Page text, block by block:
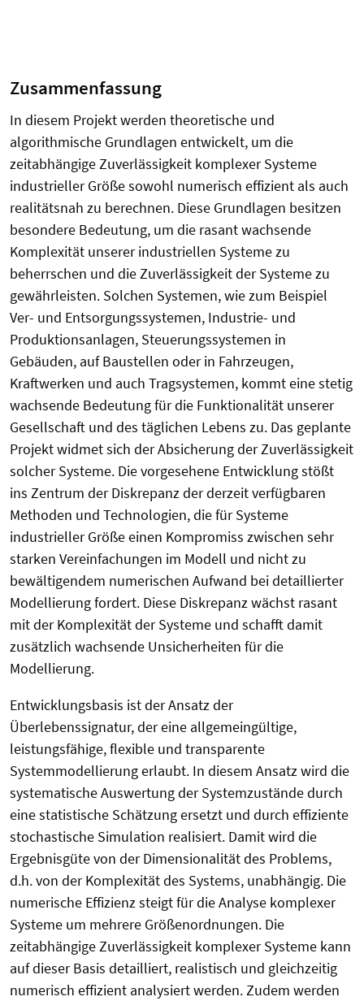
Zusammenfassung
In diesem Projekt werden theoretische und
algorithmische Grundlagen entwickelt, um die
zeitabhängige Zuverlässigkeit komplexer Systeme
industrieller Größe sowohl numerisch effizient als auch
realitätsnah zu berechnen. Diese Grundlagen besitzen
besondere Bedeutung, um die rasant wachsende
Komplexität unserer industriellen Systeme zu
beherrschen und die Zuverlässigkeit der Systeme zu
gewährleisten. Solchen Systemen, wie zum Beispiel
Ver- und Entsorgungssystemen, Industrie- und
Produktionsanlagen, Steuerungssystemen in
Gebäuden, auf Baustellen oder in Fahrzeugen,
Kraftwerken und auch Tragsystemen, kommt eine stetig
wachsende Bedeutung für die Funktionalität unserer
Gesellschaft und des täglichen Lebens zu. Das geplante
Projekt widmet sich der Absicherung der Zuverlässigkeit
solcher Systeme. Die vorgesehene Entwicklung stößt
ins Zentrum der Diskrepanz der derzeit verfügbaren
Methoden und Technologien, die für Systeme
industrieller Größe einen Kompromiss zwischen sehr
starken Vereinfachungen im Modell und nicht zu
bewältigendem numerischen Aufwand bei detaillierter
Modellierung fordert. Diese Diskrepanz wächst rasant
mit der Komplexität der Systeme und schafft damit
zusätzlich wachsende Unsicherheiten für die
Modellierung.
Entwicklungsbasis ist der Ansatz der
Überlebenssignatur, der eine allgemeingültige,
leistungsfähige, flexible und transparente
Systemmodellierung erlaubt. In diesem Ansatz wird die
systematische Auswertung der Systemzustände durch
eine statistische Schätzung ersetzt und durch effiziente
stochastische Simulation realisiert. Damit wird die
Ergebnisgüte von der Dimensionalität des Problems,
d.h. von der Komplexität des Systems, unabhängig. Die
numerische Effizienz steigt für die Analyse komplexer
Systeme um mehrere Größenordnungen. Die
zeitabhängige Zuverlässigkeit komplexer Systeme kann
auf dieser Basis detailliert, realistisch und gleichzeitig
numerisch effizient analysiert werden. Zudem werden